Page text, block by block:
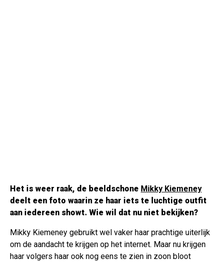
Het is weer raak, de beeldschone Mikky Kiemeney
deelt een foto waarin ze haar iets te luchtige outfit
aan iedereen showt. Wie wil dat nu niet bekijken?
Mikky Kiemeney gebruikt wel vaker haar prachtige uiterlijk
om de aandacht te krijgen op het internet. Maar nu krijgen
haar volgers haar ook nog eens te zien in zoon bloot